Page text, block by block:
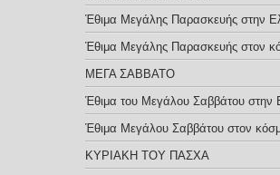
Έθιμα Μεγάλης Παρασκευής στην
Έθιμα Μεγάλης Παρασκευής στον
ΜΕΓΑ ΣΑΒΒΑΤΟ
Έθιμα του Μεγάλου Σαββάτου στην
Έθιμα Μεγάλου Σαββάτου στον
ΚΥΡΙΑΚΗ ΤΟΥ ΠΑΣΧΑ